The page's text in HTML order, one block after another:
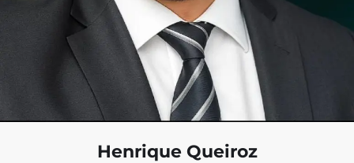
Henrique Queiroz